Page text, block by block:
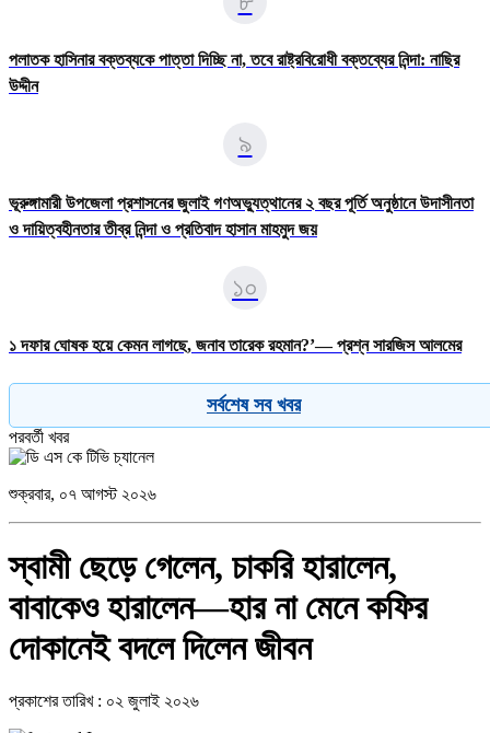
পলাতক হাসিনার বক্তব্যকে পাত্তা দিচ্ছি না, তবে রাষ্ট্রবিরোধী বক্তব্যের নিন্দা: নাছির
উদ্দীন
৯
ভূরুঙ্গামারী উপজেলা প্রশাসনের জুলাই গণঅভ্যুত্থানের ২ বছর পূর্তি অনুষ্ঠানে উদাসীনতা
ও দায়িত্বহীনতার তীব্র নিন্দা ও প্রতিবাদ হাসান মাহমুদ জয়
১০
১ দফার ঘোষক হয়ে কেমন লাগছে, জনাব তারেক রহমান?’— প্রশ্ন সারজিস আলমের
সর্বশেষ সব খবর
পরবর্তী খবর
শুক্রবার, ০৭ আগস্ট ২০২৬
স্বামী ছেড়ে গেলেন, চাকরি হারালেন,
বাবাকেও হারালেন—হার না মেনে কফির
দোকানেই বদলে দিলেন জীবন
প্রকাশের তারিখ : ০২ জুলাই ২০২৬